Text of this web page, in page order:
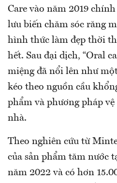
Care vào năm 2019
lưu biến chăm sóc răng
hình thức làm đẹp thời
hết. Sau đại dịch, “Oral
miệng đã nổi lên như
kéo theo nguồn cầu
phẩm và phương pháp
nhà.
Theo nghiên cứu từ
của sản phẩm tăm nước
năm 2022 và có hơn